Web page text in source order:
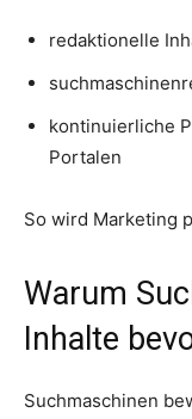
redaktionelle
kontinuierliche
Portalen
So wird Marketing
Warum
Inhalte
Suchmaschinen